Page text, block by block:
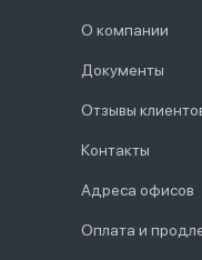
О компании
Документы
Отзывы
Контакты
Адреса офисов
Оплата и